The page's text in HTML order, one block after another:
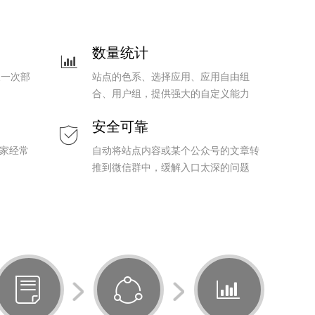
次部
数量统计
站点的色系、选择应用、应用自由组
合、用户组，提供强大的自定义能力
ꀄ
经常
安全可靠
自动将站点内容或某个公众号的文章转
推到微信群中，缓解入口太深的问题
ꀳ
ꂓ ꁢ ꀄ